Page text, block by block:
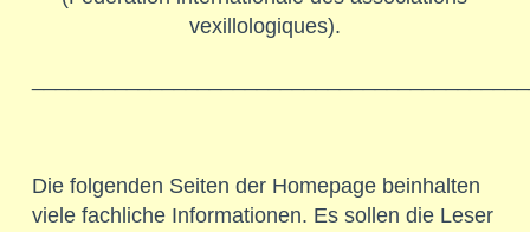
vexillologiques).
Die folgenden Seiten der Homepage beinhalten
viele fachliche Informationen. Es sollen die Leser